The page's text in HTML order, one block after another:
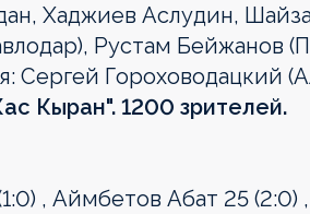
Хаджиев Аслудин,
Рустам Бейжанов
Сергей Гороховодацкий
Кыран". 1200 зрителей.
, Аймбетов Абат 25